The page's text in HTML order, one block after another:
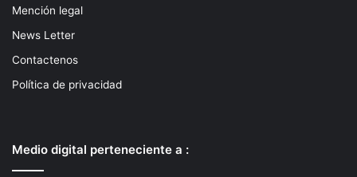
Mención legal
News Letter
Contactenos
Política de privacidad
Medio digital perteneciente a :